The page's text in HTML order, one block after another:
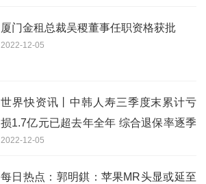
厦门金租总裁吴稷董事任职资格获批
2022-12-05
世界快资讯丨中韩人寿三季度末累计亏
损1.7亿元已超去年全年 综合退保率逐季
上升
2022-12-05
每日热点：郭明錤：苹果MR头显或延至